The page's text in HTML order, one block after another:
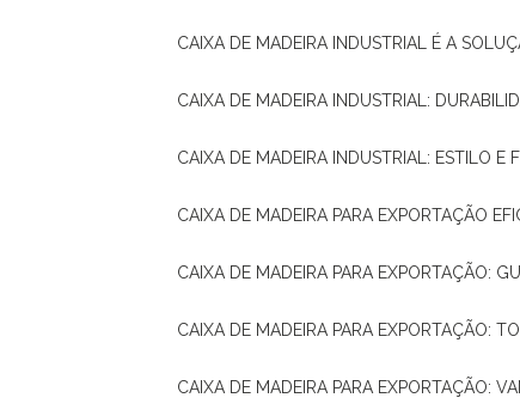
CAIXA DE MADEIRA INDUSTRIAL É A
CAIXA DE MADEIRA INDUSTRIAL:
CAIXA DE MADEIRA INDUSTRIAL: ESTILO E
CAIXA DE MADEIRA PARA EXPORTAÇÃO
CAIXA DE MADEIRA PARA EXPORTAÇÃO:
CAIXA DE MADEIRA PARA EXPORTAÇÃO:
CAIXA DE MADEIRA PARA EXPORTAÇÃO: